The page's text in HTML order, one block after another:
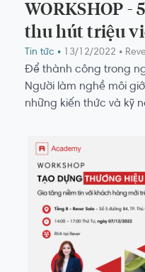
WORKSHOP -
thu hút triệu
giới BĐS
Tin tức • 13/12/2022 •
Để thành công trong
Người làm nghề môi
những kiến thức và kỹ